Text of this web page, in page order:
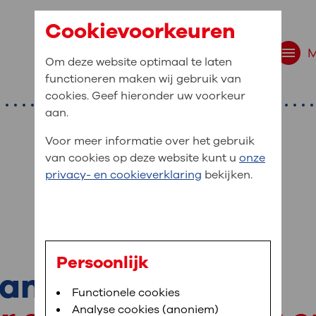
website navigatie
bent u naar op
,MijnOLVG,Digitalisering
In MijnOLVG kunt u uw medische
het u uitkomt. OLVG breidt MijnOLVG
Cookievoorkeuren
Om deze website optimaal te laten
functioneren maken wij gebruik van
cookies. Geef hieronder uw voorkeur
aan.
Voor meer informatie over het gebruik
van cookies op deze website kunt u onze
privacy- en cookieverklaring bekijken.
Persoonlijk
Functionele cookies
Analyse cookies (anoniem)